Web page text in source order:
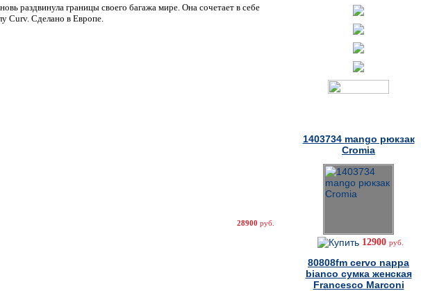
раздвинула границы своего багажа мире. Она сочетает в себе
Curv. Сделано в Европе.
28900 руб.
1403734 mango рюкзак
Cromia
12900 руб.
80808fm cervo nappa
bianco сумка женская
Francesco Marconi